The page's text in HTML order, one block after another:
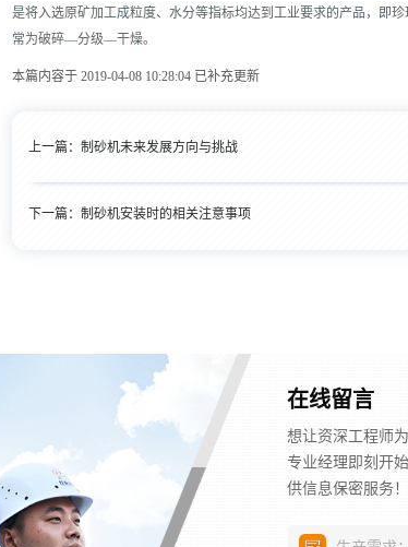
是将入选原矿加工成粒度、水分等指标均达到工业要求的产品，即
常为破碎—分级—干燥。
本篇内容于 2019-04-08 10:28:04 已补充更新
上一篇： 制砂机未来发展方向与挑战
下一篇： 制砂机安装时的相关注意事项
在线留言
想让资深工程师
专业经理即刻开
供信息保密服务！